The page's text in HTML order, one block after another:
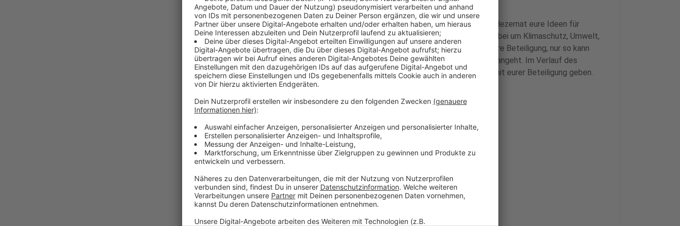
Beim Auftakt zum Projekt „Leverkusen 2040+“ sammelt das Baudezernat eure Ideen für
Leverkusen, um sie an die Planer weiterzureichen – egal, ob es dabei um Klimaschutz, Umwelt,
Verkehrskonzepte oder Bauprojekte geht. Die Stadt setzt auf eure Beteiligung, nur so kann
Leverkusens Zukunft wirklich so aufgebaut werden, dass sie alle angeht. Im Verlauf des
Umsetzungsprozesses soll es dann noch mehr Veranstaltungen mit eurer Beteiligung geben.
Mehr Meldungen aus Leverkusen
Anzeige
Neue Ärztin für hauseigene Praxis in Leverkusener Tierheim
Diese Fähre soll bald in Leverkusen fahren
E-Scooter für Leverkusen: Stadtauflage schreckt Anbieter ab